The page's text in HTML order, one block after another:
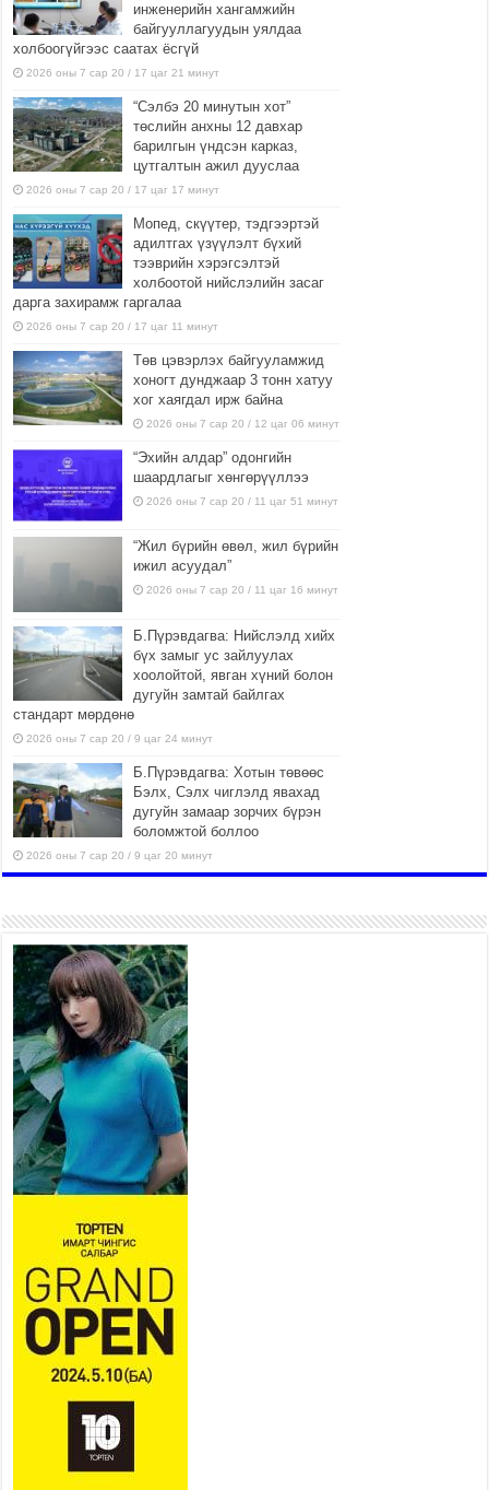
инженерийн хангамжийн
байгууллагуудын уялдаа
холбоогүйгээс саатах ёсгүй
2026 оны 7 сар 20 / 17 цаг 21 минут
“Сэлбэ 20 минутын хот”
төслийн анхны 12 давхар
барилгын үндсэн карказ,
цутгалтын ажил дууслаа
2026 оны 7 сар 20 / 17 цаг 17 минут
Мопед, скүүтер, тэдгээртэй
адилтгах үзүүлэлт бүхий
тээврийн хэрэгсэлтэй
холбоотой нийслэлийн засаг
дарга захирамж гаргалаа
2026 оны 7 сар 20 / 17 цаг 11 минут
Төв цэвэрлэх байгууламжид
хоногт дунджаар 3 тонн хатуу
хог хаягдал ирж байна
2026 оны 7 сар 20 / 12 цаг 06 минут
“Эхийн алдар” одонгийн
шаардлагыг хөнгөрүүллээ
2026 оны 7 сар 20 / 11 цаг 51 минут
“Жил бүрийн өвөл, жил бүрийн
ижил асуудал”
2026 оны 7 сар 20 / 11 цаг 16 минут
Б.Пүрэвдагва: Нийслэлд хийх
бүх замыг ус зайлуулах
хоолойтой, явган хүний болон
дугуйн замтай байлгах
стандарт мөрдөнө
2026 оны 7 сар 20 / 9 цаг 24 минут
Б.Пүрэвдагва: Хотын төвөөс
Бэлх, Сэлх чиглэлд явахад
дугуйн замаар зорчих бүрэн
боломжтой боллоо
2026 оны 7 сар 20 / 9 цаг 20 минут
шугам хоолойн ажил 80
хувьтай үргэлжилж байна
2026 оны 7 сар 20 / 9 цаг 14 минут
Усархаг аадар бороо орж
байгаа тул аюулгүй байдлаа
хангаж, үер усны аюулаас
сэрэмжлэхийг нийслэлийн
Онцгой байдлын газраас анхааруулж байна
2026 оны 7 сар 20 / 9 цаг 09 минут
311 алба хаагч, 119 техник хэрэгсэлтэй ажиллаж
үер усны аюул, болзошгүй эрсдэлээс сэргийлж
байна
Аяллаа зөв төлөвлөхийг иргэдэд зөвлөж байна
2026 оны 7 сар 16 / 11 цаг 50 минут
Үер усны болзошгүй аюулаас сэргийлж,
холбогдох байгууллагууд өндөржүүлсэн бэлэн
байдалд ажиллаж байна
2026 оны 7 сар 15 / 13 цаг 06 минут
“Дэлхийн адууны өдөр”-т 15000 морьтон оролцож
2026 оны 7 сар 15 / 11 цаг 51 минут